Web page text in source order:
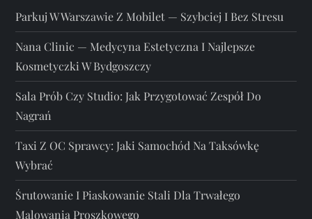
Parkuj W Warszawie Z Mobilet — Szybciej I Bez Stresu
Nana Clinic — Medycyna Estetyczna I Najlepsze
Kosmetyczki W Bydgoszczy
Sala Prób Czy Studio: Jak Przygotować Zespół Do
Nagrań
Taxi Z OC Sprawcy: Jaki Samochód Na Taksówkę
Wybrać
Śrutowanie I Piaskowanie Stali Dla Trwałego
Malowania Proszkowego